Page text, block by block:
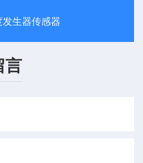
生器传感器
言